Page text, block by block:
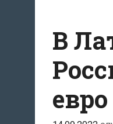
В
евро